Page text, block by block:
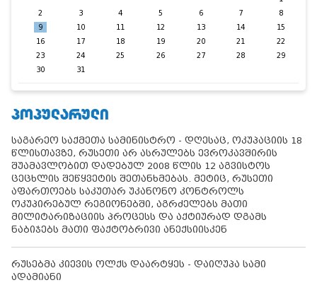
2
3 4 5 6 7
8
9
10 11 12 13 14
15
16
17 18 19 20 21
22
23
24 25 26 27 28
29
30
31
ᲞᲝᲞᲣᲚᲐᲠᲣᲚᲘ
საგარეო საქმეთა სამინისტრო - დღესაც, ოკუპაციის 18
წლისთავზე, რუსეთი არ ასრულებს ევროკავშირის
შუამავლობით დადებულ 2008 წლის 12 აგვისტოს
ცეცხლის შეწყვეტის შეთანხმებას. მეტიც, რუსეთი
აფართოებს საკუთარ უკანონო კონტროლს
ოკუპირებულ რეგიონებში, აგრძელებს მათი
მილიტარიზაციის პროცესს და აქტიურად დგამს
ნაბიჯებს მათი ფაქტობრივი ანექსიისკენ
რუსებმა კიევის ოლქს დაარტყეს - დაიღუპა სამი
ადამიანი